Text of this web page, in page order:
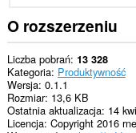
you
in
the
system
tray.
To
rozszerzenie
O rozszerzeniu
Liczba pobrań 13 328
Kategoria Produktywność
Wersja 0.1.1
Rozmiar 13,6 KB
Ostatnia aktualizacja 14
Licencja Copyright 2016